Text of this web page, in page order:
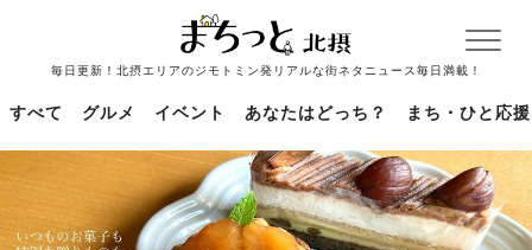
毎日更新！北摂エリアのジモトミン発リアルな街ネタニュース毎日満載！
すべて グルメ イベント あなたはどっち？ まち・ひと応援